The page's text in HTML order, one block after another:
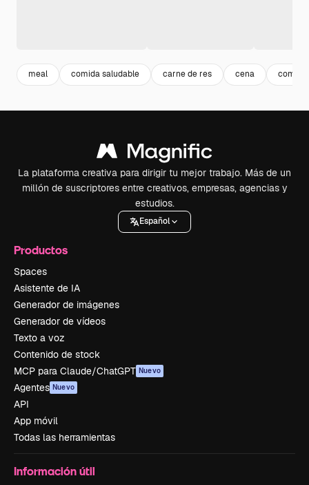
meal comida saludable carne de res cena comer
La plataforma creativa para dirigir tu mejor trabajo. Más de un
millón de suscriptores entre creativos, empresas, agencias y
estudios.
Español
Productos
Spaces
Asistente de IA
Generador de imágenes
Generador de vídeos
Texto a voz
Contenido de stock
MCP para Claude/ChatGPT Nuevo
Agentes Nuevo
API
App móvil
Todas las herramientas
Información útil